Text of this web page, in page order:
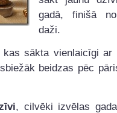
gadā, finišā
daži.
sākta vienlaicīgi ar
beidzas pēc
, cilvēki izvēlas